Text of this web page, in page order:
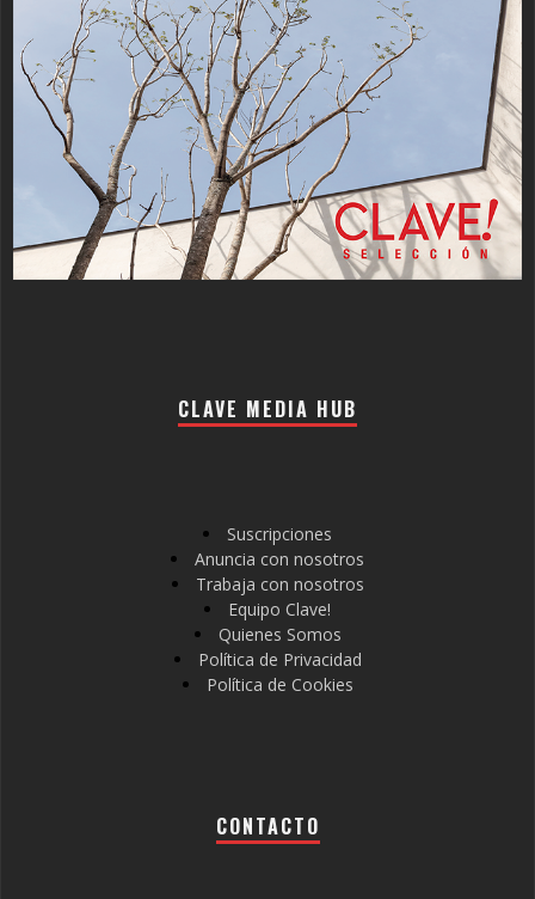
CLAVE MEDIA HUB
Suscripciones
Anuncia con nosotros
Trabaja con nosotros
Equipo Clave!
Quienes Somos
Política de Privacidad
Política de Cookies
CONTACTO